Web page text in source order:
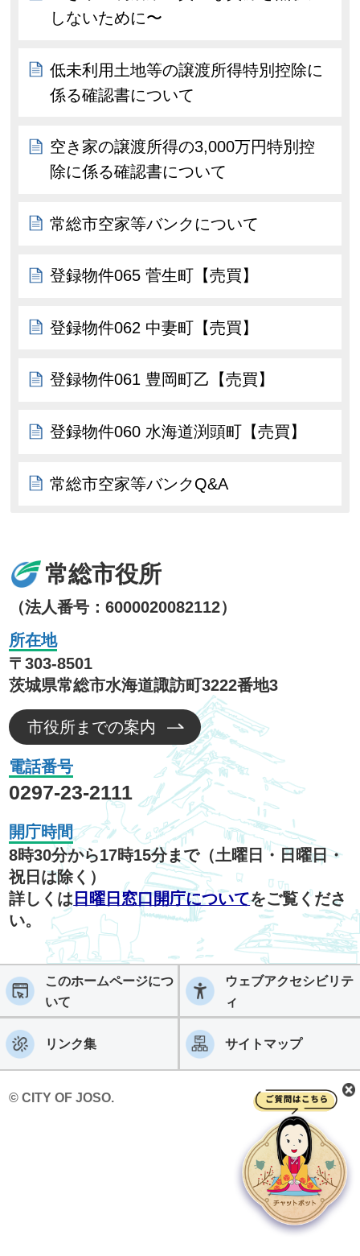
しないために〜
低未利用土地等の譲渡所得特別控除に
係る確認書について
空き家の譲渡所得の3,000万円特別控
除に係る確認書について
常総市空家等バンクについて
登録物件065 菅生町【売買】
登録物件062 中妻町【売買】
登録物件061 豊岡町乙【売買】
登録物件060 水海道渕頭町【売買】
常総市空家等バンクQ&A
常総市役所
（法人番号：6000020082112）
所在地
〒303-8501
茨城県常総市水海道諏訪町3222番地3
市役所までの案内
電話番号
0297-23-2111
開庁時間
8時30分から17時15分まで（土曜日・日曜日・
祝日は除く）
詳しくは 日曜日窓口開庁についてをご覧くださ
い。
このホームページにつ
いて
ウェブアクセシビリテ
ィ
リンク集 サイトマップ
© CITY OF JOSO.